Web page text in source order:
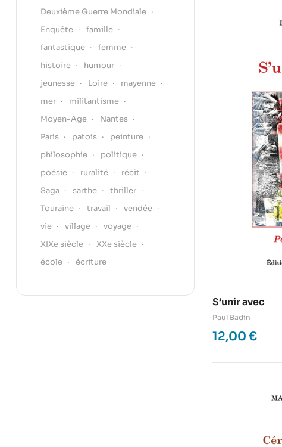
S’unir avec
Paul Badin
12,00 €
Deuxième Guerre Mondiale
Enquête
famille
fantastique
femme
histoire
humour
jeunesse
Loire
mayenne
mer
militantisme
Moyen-Age
Nantes
Paris
patois
peinture
philosophie
politique
poésie
ruralité
récit
Saga
sarthe
thriller
Touraine
travail
vendée
vie
village
voyage
XIXe siècle
XXe siècle
école
écriture